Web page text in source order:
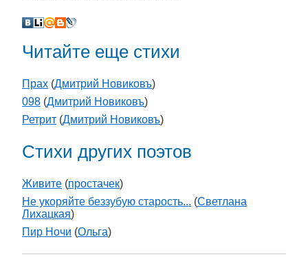
Читайте еще стихи
Прах (Дмитрий Новиковъ)
098 (Дмитрий Новиковъ)
Ретрит (Дмитрий Новиковъ)
Стихи других поэтов
Живите (простачек)
Не укоряйте беззубую старость... (Светлана
Лихацкая)
Пир Ночи (Ольга)